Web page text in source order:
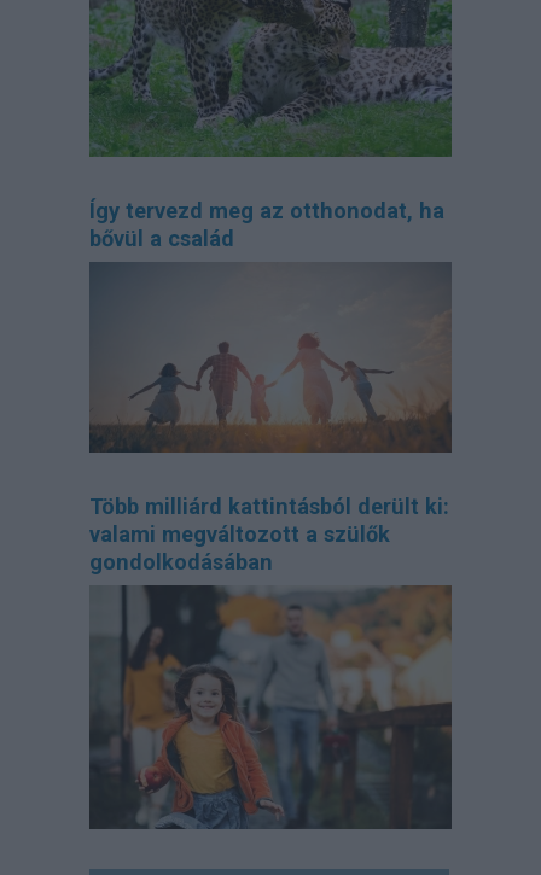
Így tervezd meg az otthonodat, ha
bővül a család
Több milliárd kattintásból derült ki:
valami megváltozott a szülők
gondolkodásában